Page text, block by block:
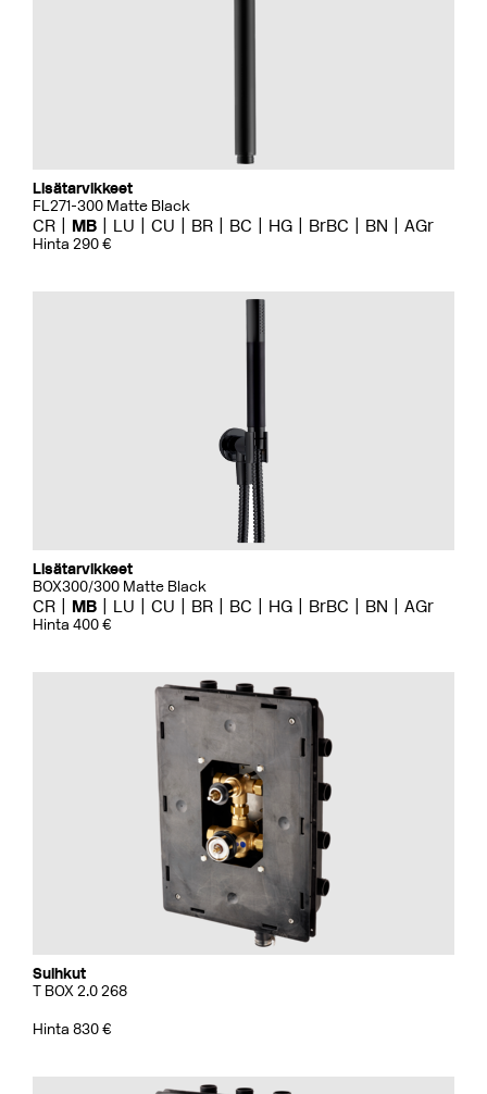
Lisätarvikkeet
FL271-300 Matte Black
CR MB LU CU BR BC HG BrBC BN AGr
Hinta 290 €
Lisätarvikkeet
BOX300/300 Matte Black
CR MB LU CU BR BC HG BrBC BN AGr
Hinta 400 €
Suihkut
T BOX 2.0 268
Hinta 830 €